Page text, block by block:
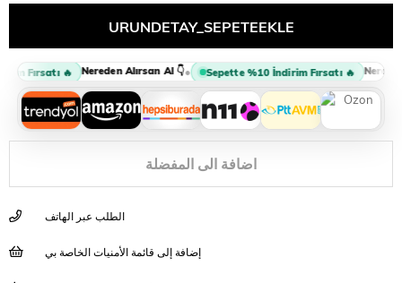
Fırsatı 🔥 Nereden Alırsan Al 👇• Sepette %10 İndirim Fırsatı 🔥 Nereden
اضافة الى المفضلة
الطلب عبر الهاتف
إضافة إلى قائمة الأمنيات الخاصة بي